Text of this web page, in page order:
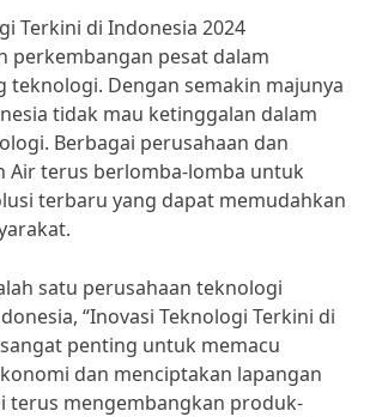
Terkini di Indonesia 2024
perkembangan pesat dalam
teknologi. Dengan semakin majunya
tidak mau ketinggalan dalam
Berbagai perusahaan dan
Air terus berlomba-lomba untuk
terbaru yang dapat memudahkan
satu perusahaan teknologi
“Inovasi Teknologi Terkini di
penting untuk memacu
dan menciptakan lapangan
terus mengembangkan produk-